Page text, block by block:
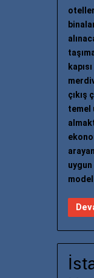
çıkış
temel
uygun